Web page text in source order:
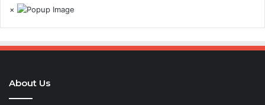
×
About Us